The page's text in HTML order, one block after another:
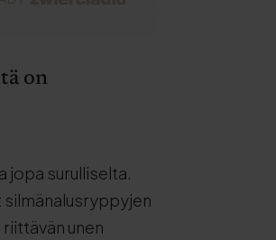
on
jopa surulliselta.
silmänalusryppyjen
unen